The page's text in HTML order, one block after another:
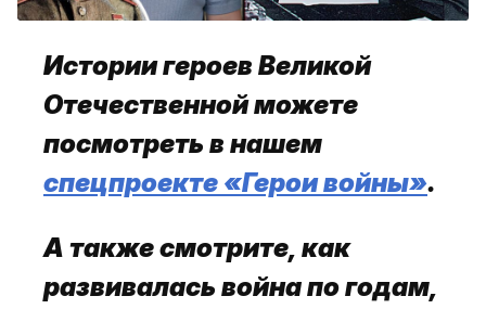
Истории героев Великой
Отечественной можете
посмотреть в нашем
спецпроекте «Герои войны».
А также смотрите, как
развивалась война по годам,